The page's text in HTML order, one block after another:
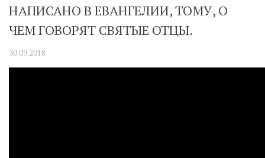
НАПИСАНО В ЕВАНГЕЛИИ, ТОМУ, О
ЧЕМ ГОВОРЯТ СВЯТЫЕ ОТЦЫ.
30.09.2018